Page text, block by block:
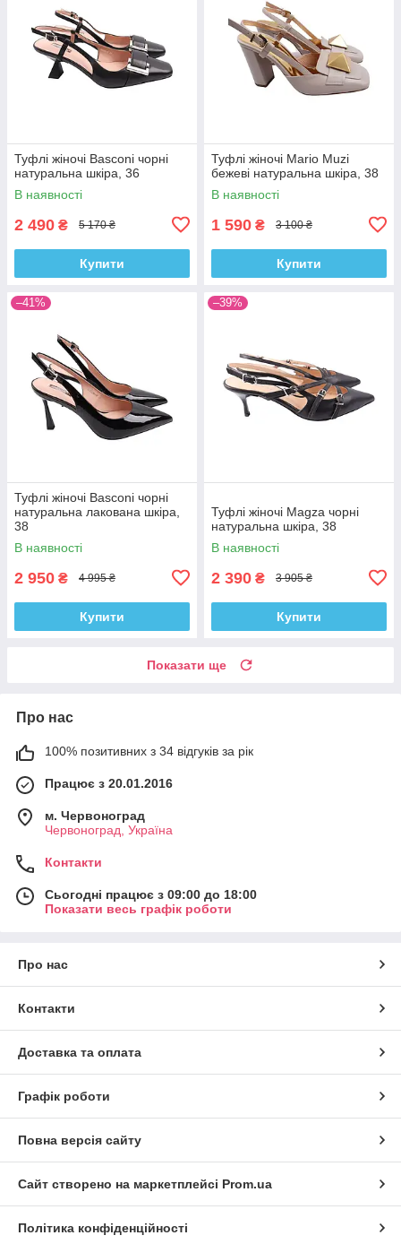
Туфлі жіночі Basconi чорні
натуральна шкіра, 36
В наявності
2 490 ₴ 5 170 ₴
Купити
Туфлі жіночі Mario Muzi
бежеві натуральна шкіра, 38
В наявності
1 590 ₴ 3 100 ₴
Купити
–41%
Туфлі жіночі Basconi чорні
натуральна лакована шкіра,
38
В наявності
2 950 ₴ 4 995 ₴
Купити
–39%
Туфлі жіночі Magza чорні
натуральна шкіра, 38
В наявності
2 390 ₴ 3 905 ₴
Купити
Показати ще
Про нас
100% позитивних з 34 відгуків за рік
Працює з 20.01.2016
м. Червоноград
Червоноград, Україна
Контакти
Сьогодні працює з 09:00 до 18:00
Показати весь графік роботи
Про нас
Контакти
Доставка та оплата
Графік роботи
Повна версія сайту
Сайт створено на маркетплейсі Prom.ua
Політика конфіденційності